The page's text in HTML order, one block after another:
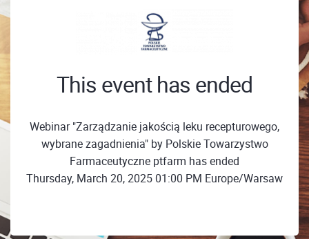
This event has ended
Webinar "Zarządzanie jakością leku recepturowego,
wybrane zagadnienia" by Polskie Towarzystwo
Farmaceutyczne ptfarm has ended
Thursday, March 20, 2025 01:00 PM Europe/Warsaw